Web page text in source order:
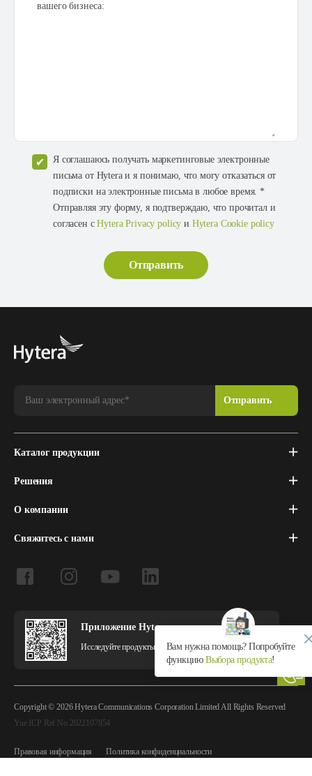
вашего бизнеса:
Я соглашаюсь получать маркетинговые электронные
письма от Hytera и я понимаю, что могу отказаться от
подписки на электронные письма в любое время. *
Отправляя эту форму, я подтверждаю, что прочитал и
согласен сHytera Privacy policy и Hytera Cookie policy
Каталог продукции
Решения
О компании
Свяжитесь с нами
Приложение Hytera
Исследуйте продукты и решения Hytera в приложении.
Copyright © 2026 Hytera Communications Corporation Limited All Rights Reserved
Yue ICP Ref.No.2022107854
Правовая информация
Политика конфиденциальности
Вам нужна помощь? Попробуйте
функциюВыбора продукта!